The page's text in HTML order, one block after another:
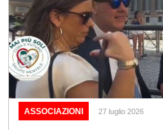
27 luglio 2026
ASSOCIAZIONI